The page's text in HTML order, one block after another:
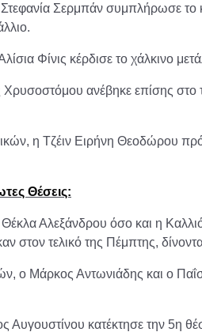
Σερμπάν συμπλήρωσε το
Φίνις κέρδισε το χάλκινο
ανέβηκε επίσης στο
η Τζέιν Ειρήνη Θεοδώρου
Θέσεις:
Αλεξάνδρου όσο και η
στον τελικό της Πέμπτης,
ο Μάρκος Αντωνιάδης και ο
Αυγουστίνου κατέκτησε την 5η